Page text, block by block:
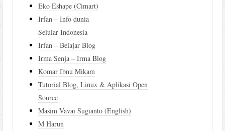
Eko Eshape (Cimart)
Irfan – Info dunia
Selular Indonesia
Irfan – Belajar Blog
Irma Senja – Irma Blog
Komar Ibnu Mikam
Tutorial Blog, Linux & Aplikasi Open
Source
Masim Vavai Sugianto (English)
M Harun